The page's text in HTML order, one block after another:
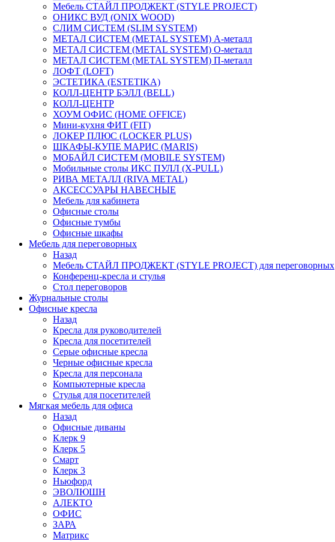
Мебель СТАЙЛ ПРОДЖЕКТ (STYLE PROJECT)
ОНИКС ВУД (ONIX WOOD)
СЛИМ СИСТЕМ (SLIM SYSTEM)
МЕТАЛ СИСТЕМ (METAL SYSTEM) А-металл
МЕТАЛ СИСТЕМ (METAL SYSTEM) О-металл
МЕТАЛ СИСТЕМ (METAL SYSTEM) П-металл
ЛОФТ (LOFT)
ЭСТЕТИКА (ESTETIKA)
КОЛЛ-ЦЕНТР БЭЛЛ (BELL)
КОЛЛ-ЦЕНТР
ХОУМ ОФИС (HOME OFFICE)
Мини-кухня ФИТ (FIT)
ЛОКЕР ПЛЮС (LOCKER PLUS)
ШКАФЫ-КУПЕ МАРИС (MARIS)
МОБАЙЛ СИСТЕМ (MOBILE SYSTEM)
Мобильные столы ИКС ПУЛЛ (X-PULL)
РИВА МЕТАЛЛ (RIVA METAL)
АКСЕССУАРЫ НАВЕСНЫЕ
Мебель для кабинета
Офисные столы
Офисные тумбы
Офисные шкафы
Мебель для переговорных
Назад
Мебель СТАЙЛ ПРОДЖЕКТ (STYLE PROJECT) для переговорных
Конференц-кресла и стулья
Стол переговоров
Журнальные столы
Офисные кресла
Назад
Кресла для руководителей
Кресла для посетителей
Серые офисные кресла
Черные офисные кресла
Кресла для персонала
Компьютерные кресла
Стулья для посетителей
Мягкая мебель для офиса
Назад
Офисные диваны
Клерк 9
Клерк 5
Смарт
Клерк 3
Ньюфорд
ЭВОЛЮШН
АЛЕКТО
ОФИС
ЗАРА
Матрикс